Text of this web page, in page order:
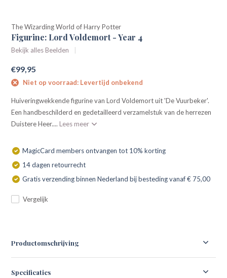
The Wizarding World of Harry Potter
Figurine: Lord Voldemort - Year 4
Bekijk alles Beelden
€99,95
Niet op voorraad: Levertijd onbekend
Huiveringwekkende figurine van Lord Voldemort uit 'De Vuurbeker'.
Een handbeschilderd en gedetailleerd verzamelstuk van de herrezen
Duistere Heer.... Lees meer
MagicCard members ontvangen tot 10% korting
14 dagen retourrecht
Gratis verzending binnen Nederland bij besteding vanaf € 75,00
Vergelijk
Productomschrijving
Specificaties